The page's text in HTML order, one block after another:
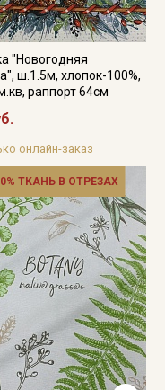
"Новогодняя
ш.1.5м, хлопок-100%,
раппорт 64см
онлайн-заказ
ТКАНЬ В ОТРЕЗАХ